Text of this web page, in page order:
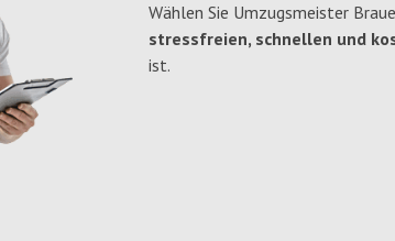
Wählen Sie Umzugsmeister
stressfreien, schnellen und
ist.